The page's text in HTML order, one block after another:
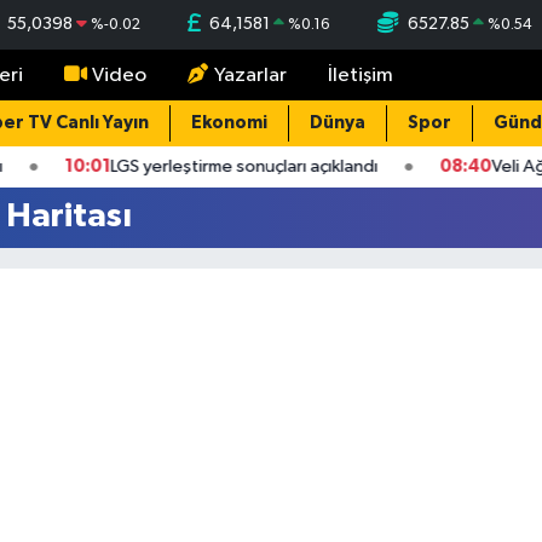
55,0398 %-0.02 64,1581 %0.16 6527.85 %0.54
Video Yazarlar İletişim
TV Canlı Yayın Ekonomi Dünya Spor
10:01LGS yerleştirme sonuçları açıklandı 08:40Veli